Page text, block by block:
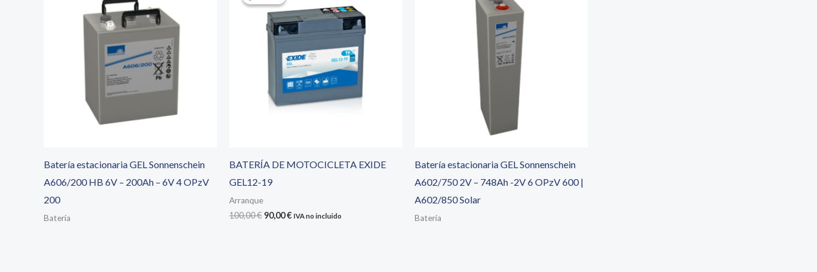
Batería estacionaria GEL Sonnenschein
A606/200 HB 6V – 200Ah – 6V 4 OPzV
200
Batería
BATERÍA DE MOTOCICLETA EXIDE
GEL12-19
Arranque
100,00€ El
90,00€ElIVA no incluido
Batería estacionaria GEL Sonnenschein
A602/750 2V – 748Ah -2V 6 OPzV 600 |
A602/850 Solar
Batería